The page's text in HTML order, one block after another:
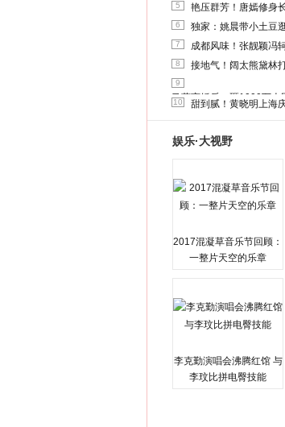
5 艳压群芳！唐嫣修身
6 独家：姚晨带小土豆
7 成都风味！张靓颖冯
8 接地气！阔太熊黛林
9
马蓉离婚后，砸1000万人
10 甜到腻！黄晓明上海
娱乐·大视野
2017混凝草音乐节回顾：
一整片天空的乐章
李克勤演唱会沸腾红馆 与
李玟比拼电臀技能